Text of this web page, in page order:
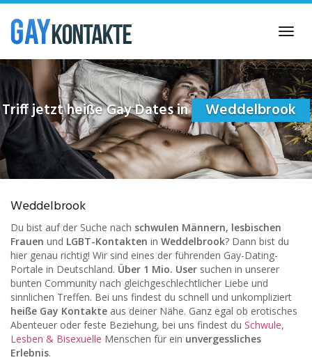
Skip
main
content
Triff jetzt heiße Gay Dates in Weddelbrook
Weddelbrook
Du bist auf der Suche nach schwulen Männern, lesbischen
Frauen und LGBT-Kontakten in Weddelbrook? Dann bist du
hier genau richtig! Wir sind eines der führenden Gay-Dating-
Portale in Deutschland. Über 1 Mio. User suchen in unserer
bunten Community nach gleichgeschlechtlicher Liebe und
sinnlichen Treffen. Bei uns findest du schnell und unkompliziert
heiße Gay Kontakte aus deiner Nähe. Ganz egal ob erotisches
Abenteuer oder feste Beziehung, bei uns findest du Schwule,
Lesben & Bisexuelle Menschen für ein unvergessliches
Erlebnis.